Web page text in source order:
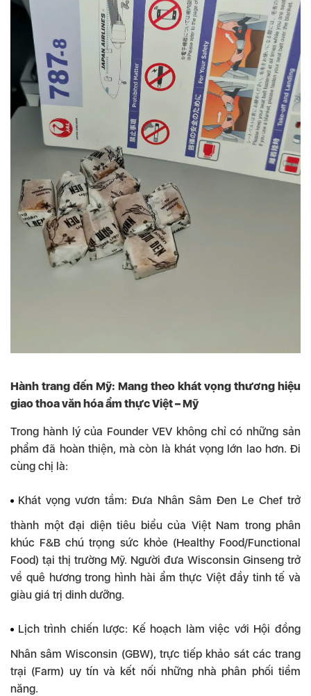
Hành trang đến Mỹ: Mang theo khát vọng thương hiệu
giao thoa văn hóa ẩm thực Việt – Mỹ
Trong hành lý của Founder VEV không chỉ có những sản
phẩm đã hoàn thiện, mà còn là khát vọng lớn lao hơn. Đi
cùng chị là:
Khát vọng vươn tầm: Đưa Nhân Sâm Đen Le Chef trở
thành một đại diện tiêu biểu của Việt Nam trong phân
khúc F&B chú trọng sức khỏe (Healthy Food/Functional
Food) tại thị trường Mỹ. Người đưa Wisconsin Ginseng trở
về quê hương trong hình hài ẩm thực Việt đầy tinh tế và
giàu giá trị dinh dưỡng.
Lịch trình chiến lược: Kế hoạch làm việc với Hội đồng
Nhân sâm Wisconsin (GBW), trực tiếp khảo sát các trang
trại (Farm) uy tín và kết nối những nhà phân phối tiềm
năng.